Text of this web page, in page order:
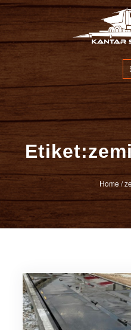
İçeriğe
atla
Kantar Servisi
Home/